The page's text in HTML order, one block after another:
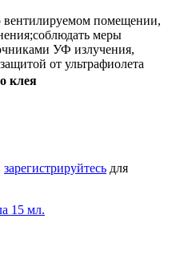
вентилируемом помещении,
меры
УФ излучения,
от ультрафиолета
клея
зарегистрируйтесь для
15 мл.